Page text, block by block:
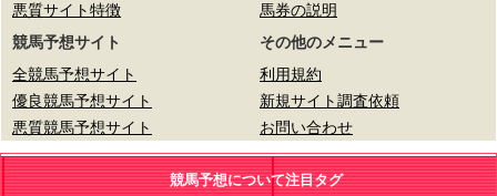
悪質サイト特徴
馬券の説明
競馬予想サイト
全競馬予想サイト
優良競馬予想サイト
悪質競馬予想サイト
その他のメニュー
利用規約
新規サイト調査依頼
お問い合わせ
競馬予想について注目タグ